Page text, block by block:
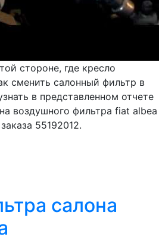
стороне, где кресло
сменить салонный фильтр в
в представленном отчете
воздушного фильтра fiat albea
55192012.
салона